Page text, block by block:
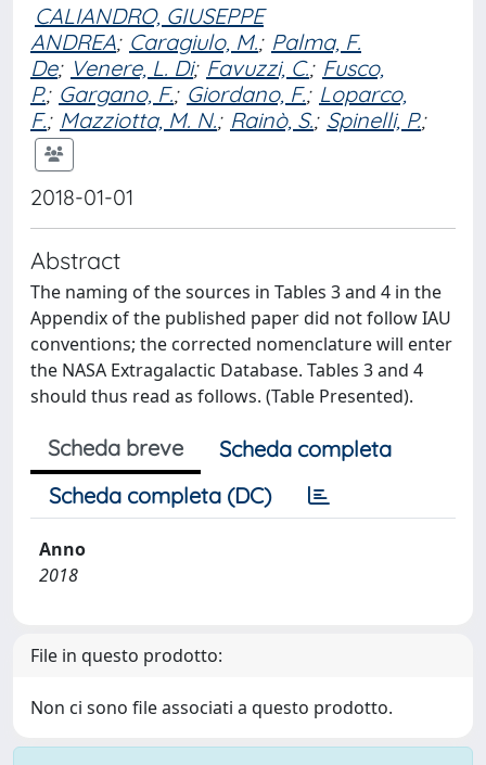
CALIANDRO, GIUSEPPE
ANDREA; Caragiulo, M.; Palma, F.
De; Venere, L. Di; Favuzzi, C.; Fusco,
P.; Gargano, F.; Giordano, F.; Loparco,
F.; Mazziotta, M. N.; Rainò, S.; Spinelli, P.;
2018-01-01
Abstract
The naming of the sources in Tables 3 and 4 in the
Appendix of the published paper did not follow IAU
conventions; the corrected nomenclature will enter
the NASA Extragalactic Database. Tables 3 and 4
should thus read as follows. (Table Presented).
Scheda breve
Scheda completa
Scheda completa (DC)
Anno
2018
File in questo prodotto:
Non ci sono file associati a questo prodotto.